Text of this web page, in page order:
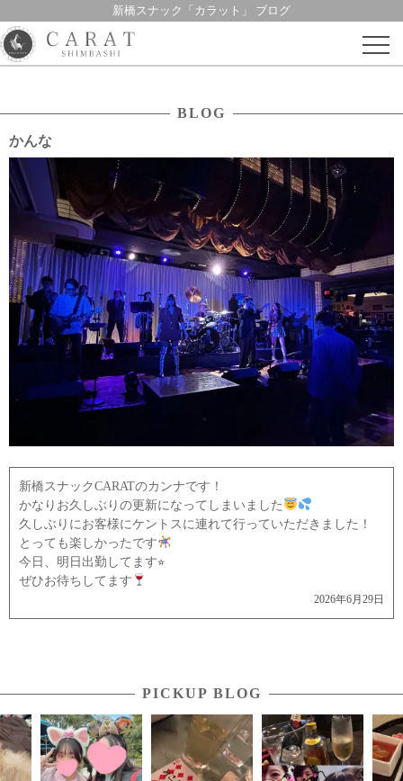
新橋スナック「カラット」 ブログ
Skip
BLOG
かんな
新橋スナックCARATのカンナです！
かなりお久しぶりの更新になってしまいました
久しぶりにお客様にケントスに連れて行っていただきました！
とっても楽しかったです
今日、明日出勤してます⭐︎
ぜひお待ちしてます
2026年6月29日
PICKUP BLOG